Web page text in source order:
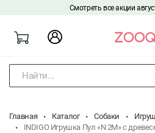
Смотреть все акции
Найти...
Главная Каталог Собаки
INDIGO Игрушка Пул «N 2М» с